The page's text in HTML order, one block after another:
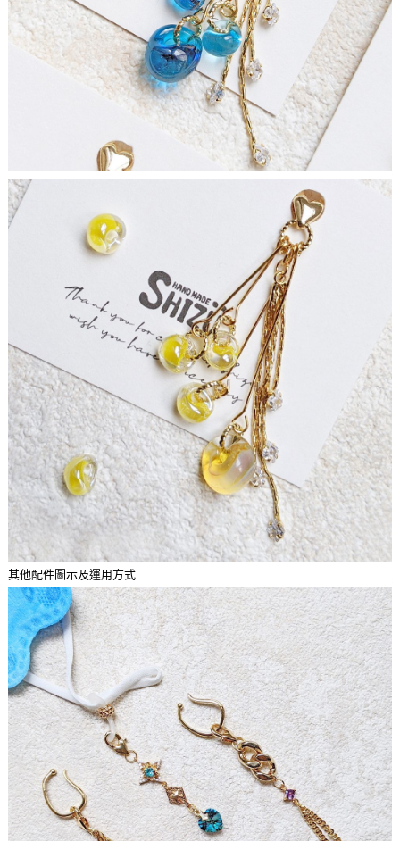
其他配件圖示及運用方式